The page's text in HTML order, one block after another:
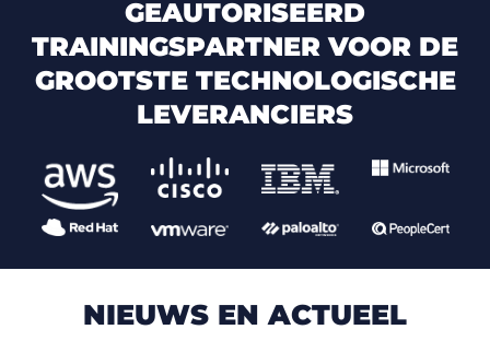
GEAUTORISEERD
TRAININGSPARTNER VOOR DE
GROOTSTE TECHNOLOGISCHE
LEVERANCIERS
NIEUWS EN ACTUEEL